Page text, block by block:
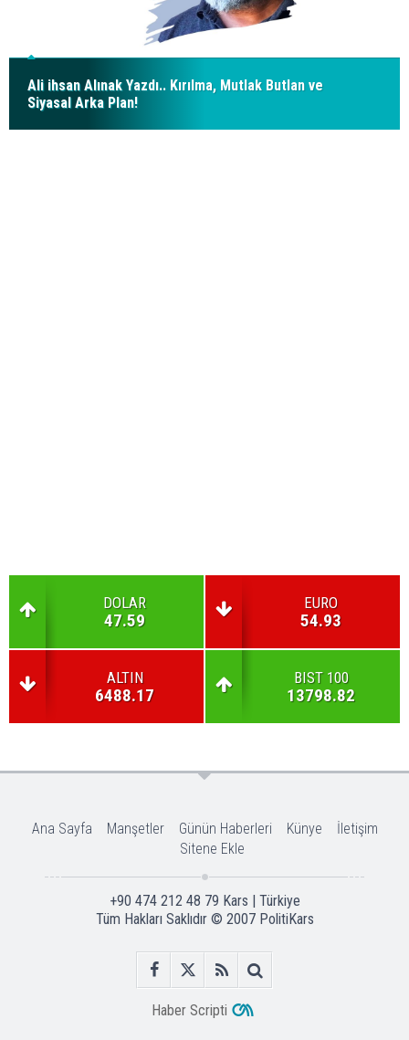
Ali ihsan Alınak Yazdı.. Kırılma, Mutlak Butlan ve
Siyasal Arka Plan!
DOLAR
47.59
EURO
54.93
ALTIN
6488.17
BIST 100
13798.82
Ana Sayfa Manşetler Günün Haberleri Künye
İletişim
Sitene Ekle
+90 474 212 48 79 Kars | Türkiye
Tüm Hakları Saklıdır © 2007 PolitiKars
Haber Scripti